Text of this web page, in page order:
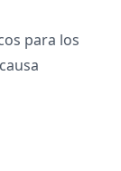
para los